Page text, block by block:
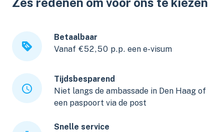
Betaalbaar
Vanaf €52,50 p.p. een e-visum
Tijdsbesparend
Niet langs de ambassade in Den Haag of
een paspoort via de post
Snelle service